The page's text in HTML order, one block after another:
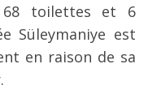
68 toilettes et 6
Süleymaniye est
en raison de sa